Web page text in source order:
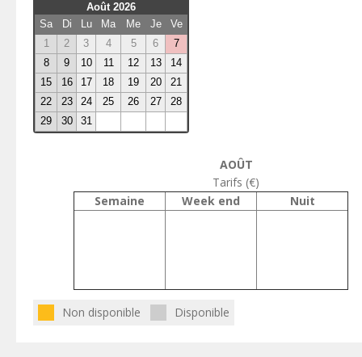
Août 2026
Sa
Di Lu Ma Me Je
Ve
1
2 3 4 5 6
7
8
9 10 11 12 13
14
15
16 17 18 19 20
21
22
23 24 25 26 27
28
29
30 31
AOÛT
Tarifs (€)
Semaine
Week end Nuit
Non disponible Disponible